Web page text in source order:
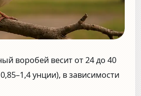
воробей весит от24 до 40
унции), в зависимости